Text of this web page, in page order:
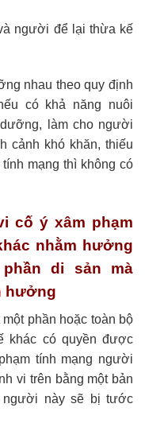
người để lại thừa kế
nhau theo quy định
có khả năng nuôi
làm cho người
cảnh khó khăn, thiếu
mạng thì không có
cố ý xâm phạm
nhằm hưởng
di sản mà
hưởng
phần hoặc toàn bộ
khác có quyền được
tính mạng người
vi trên bằng một bản
này sẽ bị tước